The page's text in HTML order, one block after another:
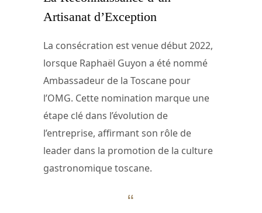
Artisanat d’Exception
La consécration est venue début 2022,
lorsque Raphaël Guyon a été nommé
Ambassadeur de la Toscane pour
l’OMG. Cette nomination marque une
étape clé dans l’évolution de
l’entreprise, affirmant son rôle de
leader dans la promotion de la culture
gastronomique toscane.